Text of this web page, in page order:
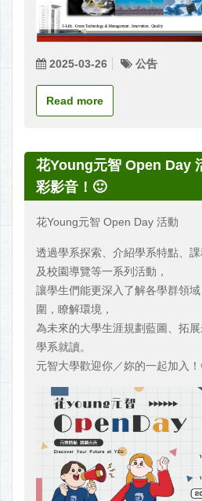
2025-03-26 公告
Read more
花Young元智 Open Day
彩影音！🙂
花Young元智 Open Day 活動
透過學系探索、介紹學系特點、
及校園導覽等一系列活動，
讓學生們能更深入了解各學群領
圍，瞭解環境，
為未來的大學生涯規劃藍圖、拓
學系就讀。
元智大學歡迎你／妳的一起加入